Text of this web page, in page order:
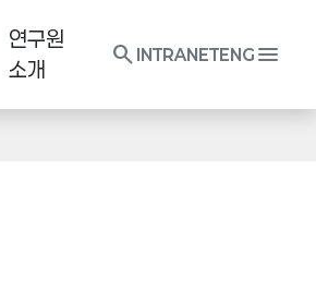
연구원
소개
search INTRANETENG menu